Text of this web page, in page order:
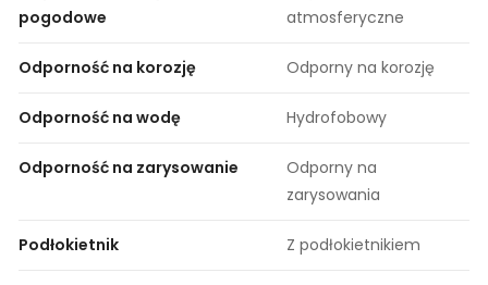
pogodowe
atmosferyczne
Odporność na korozję Odporny na korozję
Odporność na wodę Hydrofobowy
Odporność na zarysowanie
Odporny na
zarysowania
Podłokietnik Z podłokietnikiem